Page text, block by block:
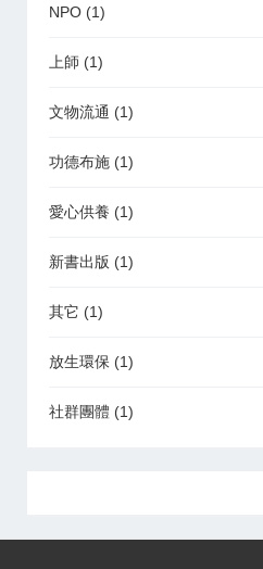
NPO (1)
上師 (1)
文物流通 (1)
功德布施 (1)
愛心供養 (1)
新書出版 (1)
其它 (1)
放生環保 (1)
社群團體 (1)